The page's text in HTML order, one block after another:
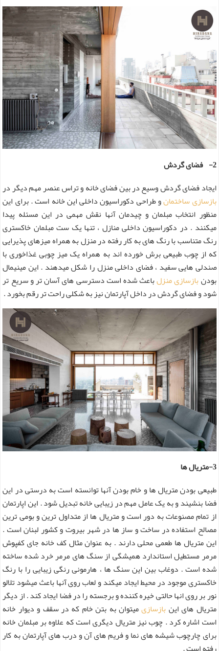
2- فضای گردش
ایجاد فضای گردش وسیع در بین فضای خانه و تراس عنصر مهم دیگر در
بازسازی ساختمانو طراحی دکوراسیون داخلی این خانه است . برای این
منظور انتخاب مبلمان و چیدمان آنها نقش مهمی در این مسئله پیدا
میکنند . در دکوراسیون داخلی منازل ، تنها یک ست مبلمان خاکستری
رنگ متناسب با رنگ های به کار رفته در منزل به همراه میزهای پذیرایی
که از چوب طبیعی برش خورده اند به همراه یک میز چوبی غذاخوری با
صندلی هایی سفید ، فضای داخلی منزل را شکل میدهند . این مینیمال
بودنبازسازی منزلباعث شده است دسترسی های آسان تر و سریع تر
شود و فضای گردش در داخل آپارتمان نیز به شکلی راحت تر رقم بخورد .
3-متریال ها
طبیعی بودن متریال ها و خام بودن آنها توانسته است به درستی در این
فضا بنشیند و به یک عامل مهم در زیبایی خانه تبدیل شود . این اپارتمان
از تمام مصنوعات به دور است و متریال ها از متداول ترین و بومی ترین
مصالح استفاده در ساخت و ساز ها در شهر بیروت و کشور لبنان است .
این متریال ها طعمی محلی دارند . به عنوان مثال کف خانه جای کفپوش
مرمر مستطیل استاندارد همیشگی از سنگ های مرمر خرد شده ساخته
شده است . دوغاب بین این سنگ ها ، هارمونی رنگی زیبایی را با رنگ
خاکستری موجود در محیط ایجاد میکند و لعاب روی آنها باعث میشود تلالو
نور بر روی انها حالتی خیره کننده و برجسته را در فضا ایجاد کند . از دیگر
متریال های اینبازسازیمیتوان به بتن خام که در سقف و دیوار خانه
است اشاره کرد . چوب نیز متریال دیگری است که علاوه بر مبلمان خانه
برای چارچوب شیشه های نما و فریم های آن و درب های آپارتمان به کار